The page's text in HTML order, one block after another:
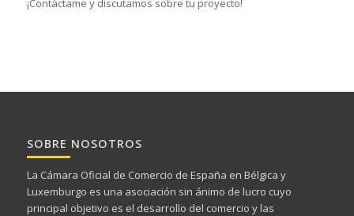
¡Contáctame y discutamos sobre tu proyecto!
SOBRE NOSOTROS
La Cámara Oficial de Comercio de España en Bélgica y
Luxemburgo es una asociación sin ánimo de lucro cuyo
principal objetivo es el desarrollo del comercio y las